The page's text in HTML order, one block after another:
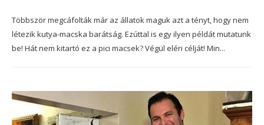
Többször megcáfolták már az állatok maguk azt a tényt, hogy nem
létezik kutya-macska barátság. Ezúttal is egy ilyen példát mutatunk
be! Hát nem kitartó ez a pici macsek? Végül eléri célját! Min...